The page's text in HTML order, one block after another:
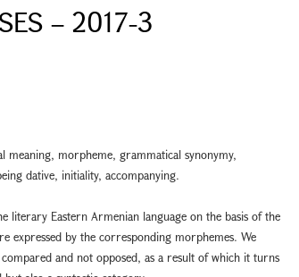
– 2017-3
morpheme, grammatical synonymy,
dative, initiality, accompanying.
literary Eastern Armenian language on the basis of the
expressed by the corresponding morphemes. We
and not opposed, as a result of which it turns